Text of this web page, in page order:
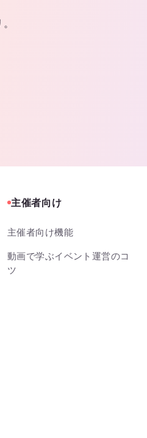
主催者向け
主催者向け機能
動画で学ぶイベント運営のコ
ツ